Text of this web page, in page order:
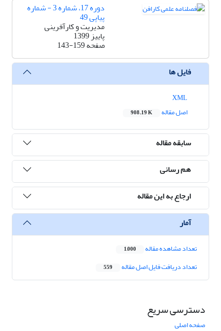
دوره 17، شماره 3 - شماره
پیاپی 49
مدیریت و کارآفرینی
پاییز 1399
صفحه143-159
فایل ها
اصل مقاله
908.19 K
سابقه مقاله
هم رسانی
ارجاع به این مقاله
آمار
تعداد مشاهده مقاله 1,000
تعداد دریافت فایل اصل مقاله 559
دسترسی سریع
صفحه اصلی